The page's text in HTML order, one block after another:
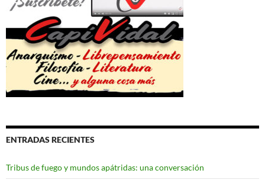
ENTRADAS RECIENTES
Tribus de fuego y mundos apátridas: una conversación